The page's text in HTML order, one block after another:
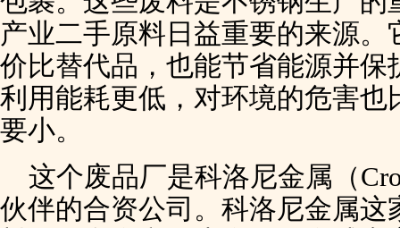
产业二手原料日益重要的来源
价比替代品，也能节省能源并
利用能耗更低，对环境的危害
要小。
这个废品厂是科洛尼金属（
伙伴的合资公司。科洛尼金属这